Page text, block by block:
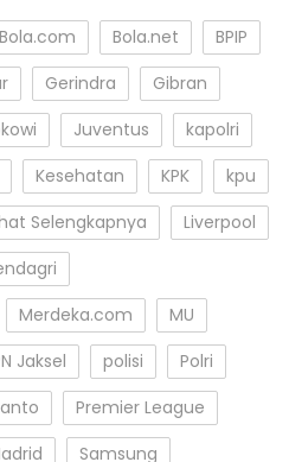
Bola.com Bola.net
BPIP
Gerindra
Gibran
Juventus
kapolri
Kesehatan KPK
kpu
Selengkapnya
Liverpool
Merdeka.com
MU
Jaksel polisi
Polri
Premier League
Samsung